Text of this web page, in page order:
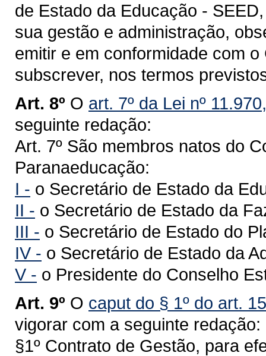
de Estado da Educação -
sua gestão e administração,
emitir e em conformidade com
subscrever, nos termos
Art. 8º O art. 7º da Lei nº
seguinte redação:
Art. 7º São membros natos do
Paranaeducação:
I - o Secretário de Estado da
II - o Secretário de Estado da
III - o Secretário de Estado do
IV - o Secretário de Estado da
V - o Presidente do Conselho
Art. 9º O caput do § 1º do art.
vigorar com a seguinte redação:
§1º Contrato de Gestão, para